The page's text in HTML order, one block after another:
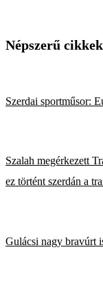
Népszerű cikkek
Szerdai sportműsor:
Szalah megérkezett
ez történt szerdán a
Gulácsi nagy bravúrt